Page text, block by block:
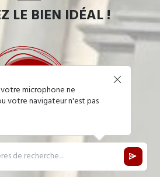
LE BIEN IDÉAL !
microphone ne
votre navigateur n'est pas